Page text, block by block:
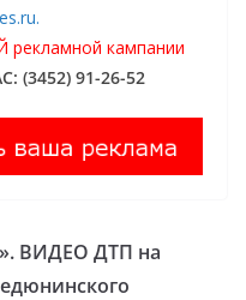
кампании
(3452) 91-26-52
ВИДЕО ДТП на